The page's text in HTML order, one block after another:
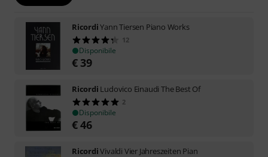
RicordiYann Tiersen Piano Works
12
Disponibile
€ 39
Ricordi Ludovico Einaudi The Best Of
2
Disponibile
€46
RicordiVivaldi Vier Jahreszeiten Pian